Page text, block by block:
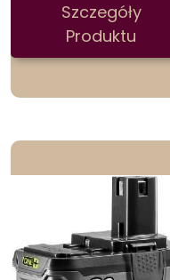
Szczegóły
Produktu